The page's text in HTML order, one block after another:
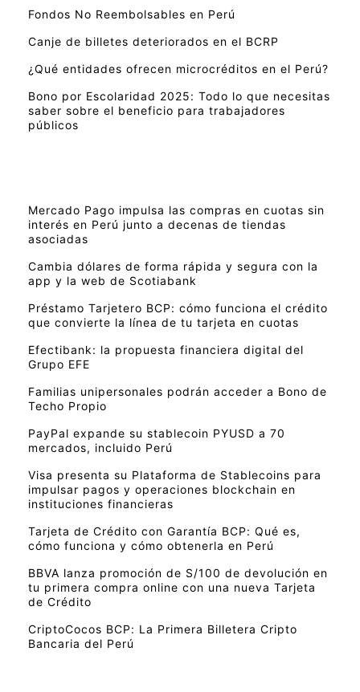
Fondos No Reembolsables en Perú
Canje de billetes deteriorados en el BCRP
¿Qué entidades ofrecen microcréditos en el Perú?
Bono por Escolaridad 2025: Todo lo que necesitas
saber sobre el beneficio para trabajadores
públicos
Mercado Pago impulsa las compras en cuotas sin
interés en Perú junto a decenas de tiendas
asociadas
Cambia dólares de forma rápida y segura con la
app y la web de Scotiabank
Préstamo Tarjetero BCP: cómo funciona el crédito
que convierte la línea de tu tarjeta en cuotas
Efectibank: la propuesta financiera digital del
Grupo EFE
Familias unipersonales podrán acceder a Bono de
Techo Propio
PayPal expande su stablecoin PYUSD a 70
mercados, incluido Perú
Visa presenta su Plataforma de Stablecoins para
impulsar pagos y operaciones blockchain en
instituciones financieras
Tarjeta de Crédito con Garantía BCP: Qué es,
cómo funciona y cómo obtenerla en Perú
BBVA lanza promoción de S/100 de devolución en
tu primera compra online con una nueva Tarjeta
de Crédito
CriptoCocos BCP: La Primera Billetera Cripto
Bancaria del Perú